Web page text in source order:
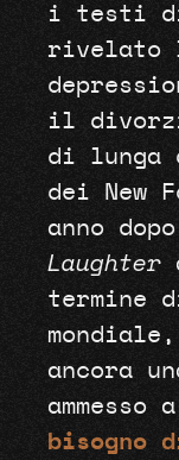
i testi di
rivelato
il
di lunga
dei New
anno
Laughter
termine
ancora
ammesso
bisogno